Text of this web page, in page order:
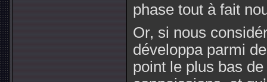
phase tout à fait
Or, si nous
développa parmi
point le plus bas